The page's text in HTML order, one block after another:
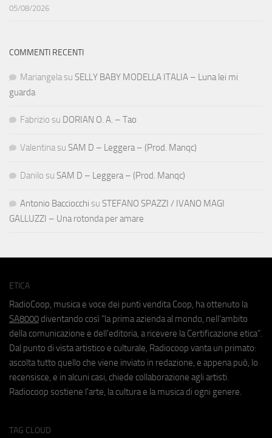
05/08/2026
COMMENTI RECENTI
Mariangela su SELLY BABY MODELLA ITALIA – Luna lei mi
guarda
Fabrizio su DORIAN O. A. – Tao
Valentina su SAM D – Leggera – (Prod. Manqc)
Danilo su SAM D – Leggera – (Prod. Manqc)
Antonio Bacciocchi su STEFANO SPAZZI / IVANO MAGI
GALLUZZI – Una rotonda per amare
ETICA
RadioCoop, musica e voce dei punti vendita Coop, ha ottenuto la
SA8000 diventando così "la prima azienda al mondo, nell'ambito
della comunicazione e dell'editoria, a ricevere la Certificazione etica".
Dal punto di vista artistico e culturale, Radiocoop vanta un primato:
ascolta tutto quello che viene inviato in redazione, e appena può, lo
recensisce, e in alcuni casi, chiede collaborazione agli artisti.
Radiocoop sostiene l'arte, la cultura e la musica di ogni genere.
TAG CLOUD